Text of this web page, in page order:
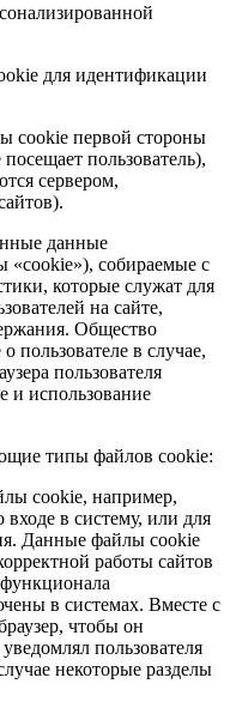
для идентификации
cookie первой стороны
пользователь),
сервером,
данные
«cookie»), собираемые с
которые служат для
на сайте,
Общество
пользователе в случае,
пользователя
и использование
типы файлов cookie:
cookie, например,
в систему, или для
Данные файлы cookie
работы сайтов
в системах. Вместе с
чтобы он
пользователя
некоторые разделы